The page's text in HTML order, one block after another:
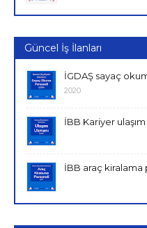
Güncel İş İlanları
İGDAŞ sayaç
2020
İBB Kariyer ulaşım
İBB araç kiralama